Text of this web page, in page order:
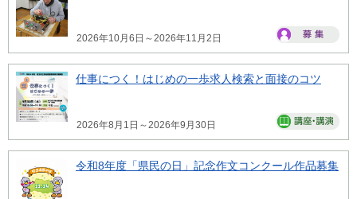
2026年10月6日～2026年11月2日
仕事につく！はじめの一歩求人検索と面接のコツ
2026年8月1日～2026年9月30日
令和8年度「県民の日」記念作文コンクール作品募集